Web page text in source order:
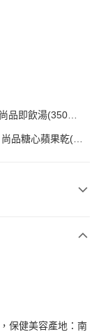
品即飲湯(350克)
品糖心蘋果乾(80
保健美容產地：南